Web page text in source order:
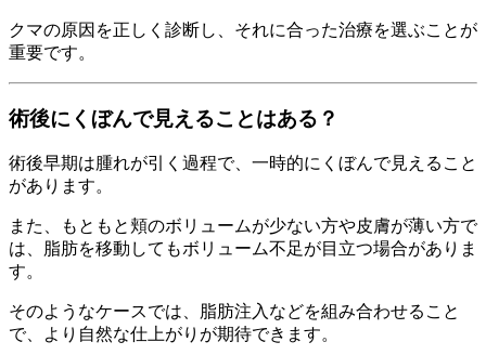
クマの原因を正しく診断し、それに合った治療を選ぶことが
重要です。
術後にくぼんで見えることはある？
術後早期は腫れが引く過程で、一時的にくぼんで見えること
があります。
また、もともと頬のボリュームが少ない方や皮膚が薄い方で
は、脂肪を移動してもボリューム不足が目立つ場合がありま
す。
そのようなケースでは、脂肪注入などを組み合わせること
で、より自然な仕上がりが期待できます。